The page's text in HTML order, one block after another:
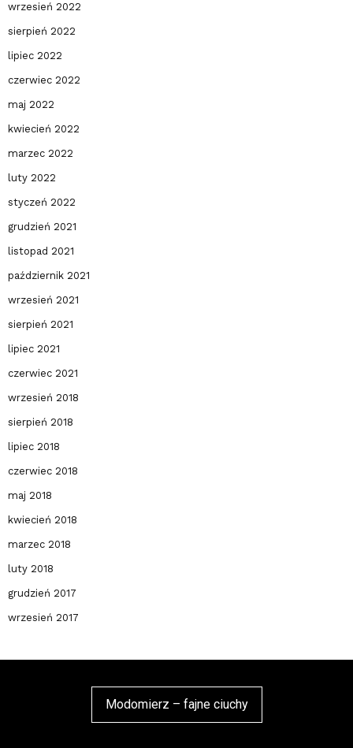
wrzesień 2022
sierpień 2022
lipiec 2022
czerwiec 2022
maj 2022
kwiecień 2022
marzec 2022
luty 2022
styczeń 2022
grudzień 2021
listopad 2021
październik 2021
wrzesień 2021
sierpień 2021
lipiec 2021
czerwiec 2021
wrzesień 2018
sierpień 2018
lipiec 2018
czerwiec 2018
maj 2018
kwiecień 2018
marzec 2018
luty 2018
grudzień 2017
wrzesień 2017
Modomierz – fajne ciuchy